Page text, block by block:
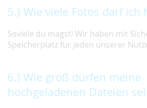
5.) Wie viele Fotos darf ich
Soviele du magst! Wir haben mit
Speicherplatz für jeden unserer
6.) Wie groß dürfen meine
hochgeladenen Dateien